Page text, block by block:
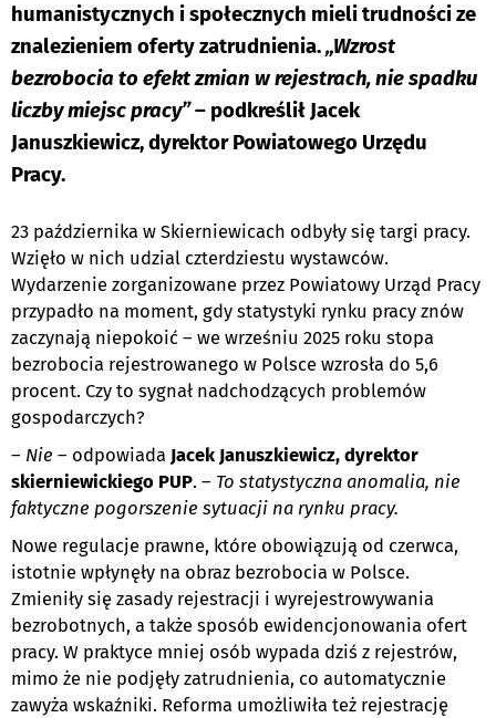
humanistycznych i społecznych mieli trudności ze
znalezieniem oferty zatrudnienia.„Wzrost
bezrobocia to efekt zmian w rejestrach, nie spadku
liczby miejsc pracy”– podkreślił Jacek
Januszkiewicz, dyrektor Powiatowego Urzędu
Pracy.
23 października w Skierniewicach odbyły się targi pracy.
Wzięło w nich udzial czterdziestu wystawców.
Wydarzenie zorganizowane przez Powiatowy Urząd Pracy
przypadło na moment, gdy statystyki rynku pracy znów
zaczynają niepokoić – we wrześniu 2025 roku stopa
bezrobocia rejestrowanego w Polsce wzrosła do 5,6
procent. Czy to sygnał nadchodzących problemów
gospodarczych?
– Nie – odpowiada Jacek Januszkiewicz, dyrektor
skierniewickiego PUP. – To statystyczna anomalia, nie
faktyczne pogorszenie sytuacji na rynku pracy.
Nowe regulacje prawne, które obowiązują od czerwca,
istotnie wpłynęły na obraz bezrobocia w Polsce.
Zmieniły się zasady rejestracji i wyrejestrowywania
bezrobotnych, a także sposób ewidencjonowania ofert
pracy. W praktyce mniej osób wypada dziś z rejestrów,
mimo że nie podjęły zatrudnienia, co automatycznie
zawyża wskaźniki. Reforma umożliwiła też rejestrację